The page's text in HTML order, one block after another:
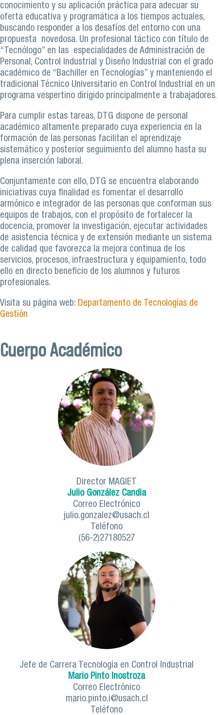
conocimiento y su aplicación práctica para adecuar su
oferta educativa y programática a los tiempos actuales,
buscando responder a los desafíos del entorno con una
propuesta novedosa. Un profesional táctico con título de
“Tecnólogo” en las especialidades de Administración de
Personal, Control Industrial y Diseño Industrial con el grado
académico de “Bachiller en Tecnologías” y manteniendo el
tradicional Técnico Universitario en Control Industrial en un
programa vespertino dirigido principalmente a trabajadores.
Para cumplir estas tareas, DTG dispone de personal
académico altamente preparado cuya experiencia en la
formación de las personas facilitan el aprendizaje
sistemático y posterior seguimiento del alumno hasta su
plena inserción laboral.
Conjuntamente con ello, DTG se encuentra elaborando
iniciativas cuya finalidad es fomentar el desarrollo
armónico e integrador de las personas que conforman sus
equipos de trabajos, con el propósito de fortalecer la
docencia, promover la investigación, ejecutar actividades
de asistencia técnica y de extensión mediante un sistema
de calidad que favorezca la mejora continua de los
servicios, procesos, infraestructura y equipamiento, todo
ello en directo beneficio de los alumnos y futuros
profesionales.
Visita su página web: Departamento de Tecnologías de
Gestión
Cuerpo Académico
Director MAGIET
Julio González Candia
Correo Electrónico
julio.gonzalez@usach.cl
Teléfono
(56-2)27180527
Jefe de Carrera Tecnología en Control Industrial
Mario Pinto Inostroza
Correo Electrónico
mario.pinto.i@usach.cl
Teléfono